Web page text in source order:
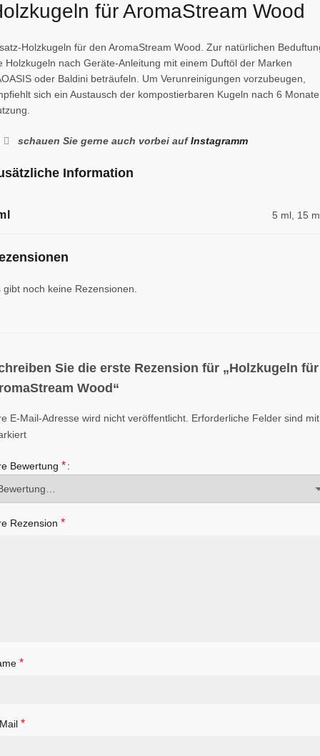
für AromaStream Wood
Holzkugeln für den AromaStream Wood. Zur natürlichen
Holzkugeln nach Geräte-Anleitung mit einem Duftöl der Marken
oder Baldini beträufeln. Um Verunreinigungen vorzubeugen,
sich ein Austausch der kompostierbaren Kugeln nach 6
schauen Sie gerne auch vorbei aufInstagramm
Information
5 ml, 15
gibt noch keine Rezensionen.
Sie die erste Rezension für „Holzkugeln für
Wood“
E-Mail-Adresse wird nicht veröffentlicht. Erforderliche Felder sind
Bewertung *
Rezension *
*
*